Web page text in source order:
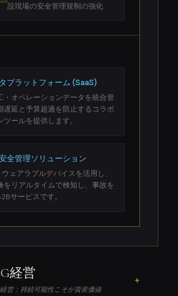
設現場の安全管理規制の強化
プラットフォーム (SaaS)
・オペレーションデータを統合管
遅延と予算超過を防止するコラボ
ツールを提供します。
全管理ソリューション
ェアラブルデバイスを活用し、
をリアルタイムで検知し、事故を
サービスです。
経営
経営：持続可能性こそが資産価値
+